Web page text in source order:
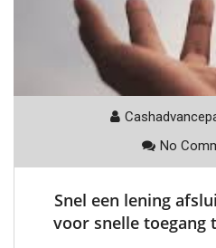
No
Snel een lening
voor snelle toegang